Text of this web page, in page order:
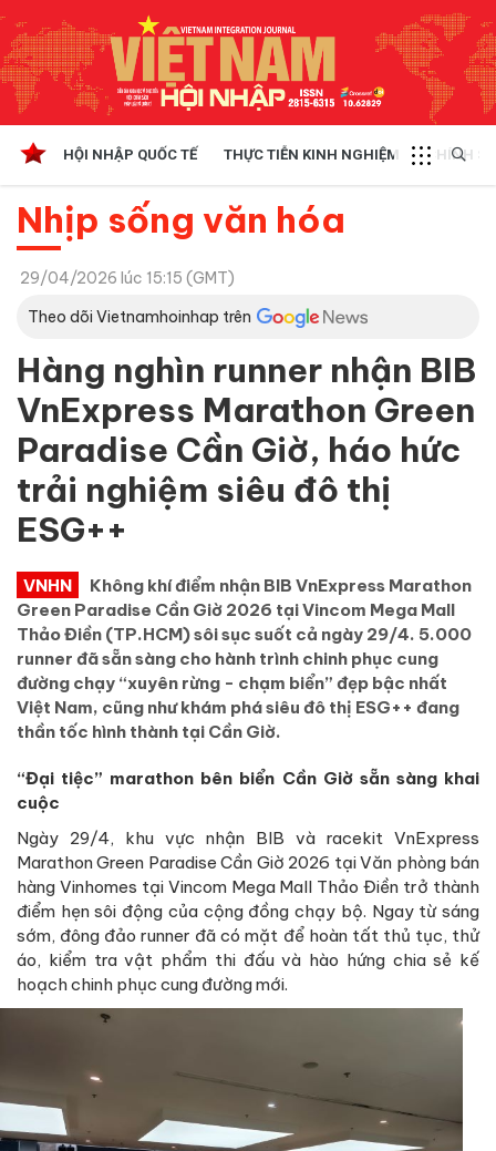
HỘI NHẬP QUỐC TẾ THỰC TIỄN KINH NGHIỆM CHÍNH
Nhịp sống văn hóa
29/04/2026 lúc 15:15 (GMT)
Theo dõi Vietnamhoinhap trên
Hàng nghìn runner nhận BIB
VnExpress Marathon Green
Paradise Cần Giờ, háo hức
trải nghiệm siêu đô thị
ESG++
VNHN
Không khí điểm nhận BIB VnExpress Marathon
Green Paradise Cần Giờ 2026 tại Vincom Mega Mall
Thảo Điền (TP.HCM) sôi sục suốt cả ngày 29/4. 5.000
runner đã sẵn sàng cho hành trình chinh phục cung
đường chạy “xuyên rừng - chạm biển” đẹp bậc nhất
Việt Nam, cũng như khám phá siêu đô thị ESG++ đang
thần tốc hình thành tại Cần Giờ.
“Đại tiệc” marathon bên biển Cần Giờ sẵn sàng khai
cuộc
Ngày 29/4, khu vực nhận BIB và racekit VnExpress
Marathon Green Paradise Cần Giờ 2026 tại Văn phòng bán
hàng Vinhomes tại Vincom Mega Mall Thảo Điền trở thành
điểm hẹn sôi động của cộng đồng chạy bộ. Ngay từ sáng
sớm, đông đảo runner đã có mặt để hoàn tất thủ tục, thử
áo, kiểm tra vật phẩm thi đấu và hào hứng chia sẻ kế
hoạch chinh phục cung đường mới.